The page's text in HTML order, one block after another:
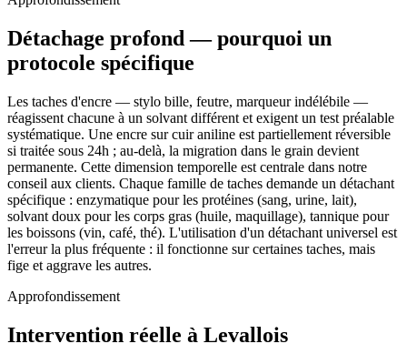
Détachage profond — pourquoi un
protocole spécifique
Les taches d'encre — stylo bille, feutre, marqueur indélébile —
réagissent chacune à un solvant différent et exigent un test préalable
systématique. Une encre sur cuir aniline est partiellement réversible
si traitée sous 24h ; au-delà, la migration dans le grain devient
permanente. Cette dimension temporelle est centrale dans notre
conseil aux clients. Chaque famille de taches demande un détachant
spécifique : enzymatique pour les protéines (sang, urine, lait),
solvant doux pour les corps gras (huile, maquillage), tannique pour
les boissons (vin, café, thé). L'utilisation d'un détachant universel est
l'erreur la plus fréquente : il fonctionne sur certaines taches, mais
fige et aggrave les autres.
Approfondissement
Intervention réelle à Levallois